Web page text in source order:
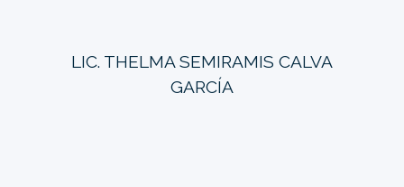
LIC. THELMA SEMIRAMIS CALVA
GARCÍA